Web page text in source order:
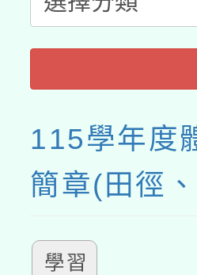
115學年度
簡章(田徑
學習